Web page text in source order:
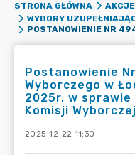
STRONA GŁÓWNA
WYBORY
Postanowienie
Wyborczego w
2025r. w sprawie
Komisji
2025-12-22 11:30